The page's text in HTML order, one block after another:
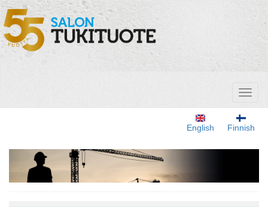
Перейти
основному
содержанию
Finnish
English